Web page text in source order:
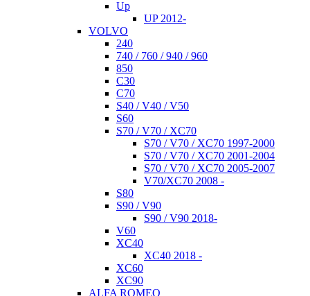
Up
UP 2012-
VOLVO
240
740 / 760 / 940 / 960
850
C30
C70
S40 / V40 / V50
S60
S70 / V70 / XC70
S70 / V70 / XC70 1997-2000
S70 / V70 / XC70 2001-2004
S70 / V70 / XC70 2005-2007
V70/XC70 2008 -
S80
S90 / V90
S90 / V90 2018-
V60
XC40
XC40 2018 -
XC60
XC90
ALFA ROMEO